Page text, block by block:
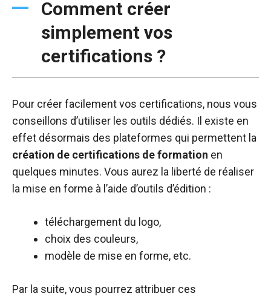
Comment créer
simplement vos
certifications ?
Pour créer facilement vos certifications, nous vous
conseillons d’utiliser les outils dédiés. Il existe en
effet désormais des plateformes qui permettent la
création de certifications de formation en
quelques minutes. Vous aurez la liberté de réaliser
la mise en forme à l’aide d’outils d’édition :
téléchargement du logo,
choix des couleurs,
modèle de mise en forme, etc.
Par la suite, vous pourrez attribuer ces